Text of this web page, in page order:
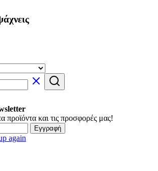
προϊόντα και τις προσφορές μας!
again